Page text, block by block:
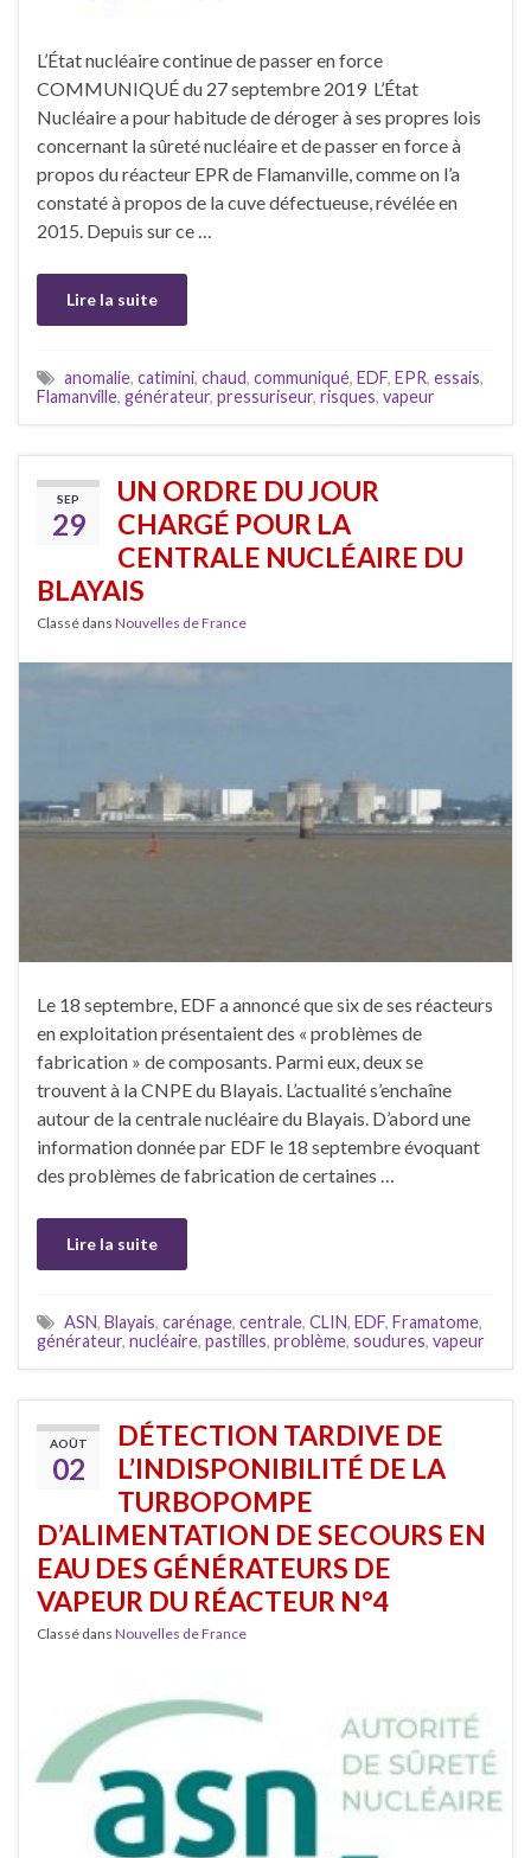
L’État nucléaire continue de passer en force
COMMUNIQUÉ du 27 septembre 2019 L’État
Nucléaire a pour habitude de déroger à ses propres lois
concernant la sûreté nucléaire et de passer en force à
propos du réacteur EPR de Flamanville, comme on l’a
constaté à propos de la cuve défectueuse, révélée en
2015. Depuis sur ce …
Lire la suite
anomalie, catimini, chaud, communiqué, EDF, EPR, essais,
Flamanville, générateur, pressuriseur, risques, vapeur
SEP
29
UN ORDRE DU JOUR
CHARGÉ POUR LA
CENTRALE NUCLÉAIRE DU
BLAYAIS
Classé dans Nouvelles de France
Le 18 septembre, EDF a annoncé que six de ses réacteurs
en exploitation présentaient des « problèmes de
fabrication » de composants. Parmi eux, deux se
trouvent à la CNPE du Blayais. L’actualité s’enchaîne
autour de la centrale nucléaire du Blayais. D’abord une
information donnée par EDF le 18 septembre évoquant
des problèmes de fabrication de certaines …
Lire la suite
ASN, Blayais, carénage, centrale, CLIN, EDF, Framatome,
générateur, nucléaire, pastilles, problème, soudures, vapeur
AOÛT
02
DÉTECTION TARDIVE DE
L’INDISPONIBILITÉ DE LA
TURBOPOMPE
D’ALIMENTATION DE SECOURS EN
EAU DES GÉNÉRATEURS DE
VAPEUR DU RÉACTEUR N°4
Classé dans Nouvelles de France